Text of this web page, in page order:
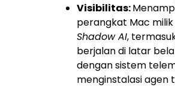
Visibilitas:
perangkat Mac
Shadow AI,
berjalan di latar
dengan sistem
menginstalasi agen